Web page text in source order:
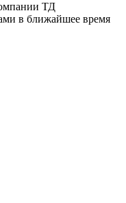
ТД
в ближайшее время